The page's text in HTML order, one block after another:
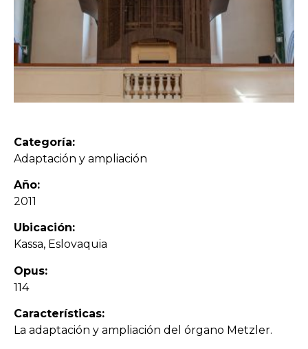
Categoría:
Adaptación y ampliación
Año:
2011
Ubicación:
Kassa, Eslovaquia
Opus:
114
Características:
La adaptación y ampliación del órgano Metzler.